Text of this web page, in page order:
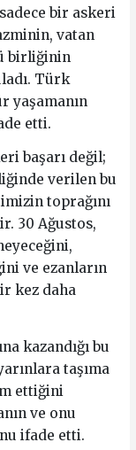
bir askeri
vatan
birliğinin
Türk
yaşamanın
etti.
başarı değil;
verilen bu
toprağını
30 Ağustos,
ve ezanların
kez daha
kazandığı bu
taşıma
ettiğini
ve onu
ifade etti.